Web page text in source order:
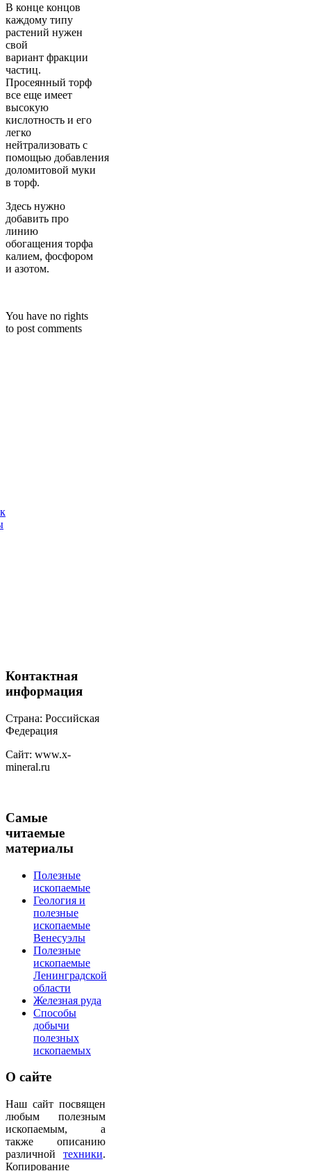
В конце концов
каждому типу
растений нужен
свой
вариант фракции
частиц.
Просеянный торф
все еще имеет
высокую
кислотность и его
легко
нейтрализовать с
помощью добавления
доломитовой муки
в торф.
Здесь нужно
добавить про
линию
обогащения торфа
калием, фосфором
и азотом.
You have no rights
to post comments
Контактная
информация
Страна: Российская
Федерация
Сайт: www.x-
mineral.ru
Самые
читаемые
материалы
Полезные
ископаемые
Геология и
полезные
ископаемые
Венесуэлы
Полезные
ископаемые
Ленинградской
области
Железная руда
Способы
добычи
полезных
ископаемых
О сайте
Наш сайт посвящен
любым полезным
ископаемым, а
также описанию
различной техники.
Копирование